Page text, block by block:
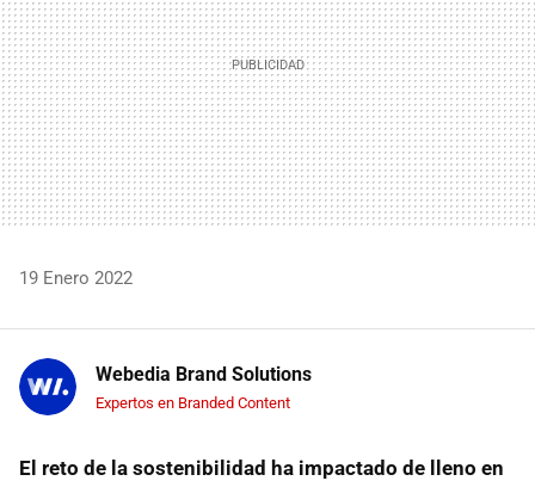
19 Enero 2022
Webedia Brand Solutions
Expertos en Branded Content
El reto de la sostenibilidad ha impactado de lleno en